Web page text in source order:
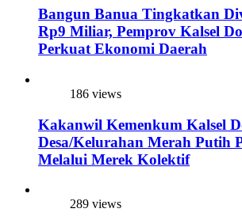
Bangun Banua Tingkatkan
Rp9 Miliar, Pemprov Kalsel
Perkuat Ekonomi Daerah
186 views
Kakanwil Kemenkum Kalsel
Desa/Kelurahan Merah Putih
Melalui Merek Kolektif
289 views